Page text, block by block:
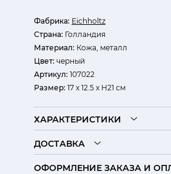
Фабрика: Eichholtz
Страна: Голландия
Материал: Кожа, металл
Цвет: черный
Артикул: 107022
Размер: 17 х 12.5 х H21 см
ХАРАКТЕРИСТИКИ
ДОСТАВКА
ОФОРМЛЕНИЕ ЗАКАЗА И